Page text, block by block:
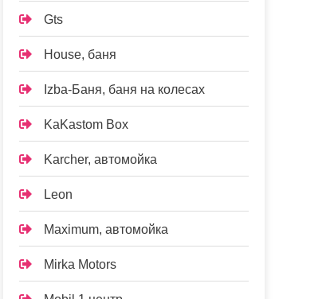
Gts
House, баня
Izba-Баня, баня на колесах
KaKastom Box
Karcher, автомойка
Leon
Maximum, автомойка
Mirka Motors